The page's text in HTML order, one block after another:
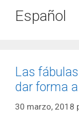
Español
Las
dar forma
30 marzo, 2018